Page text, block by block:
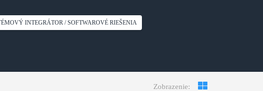
INTEGRÁTOR / SOFTWAROVÉ RIEŠENIA
Zobrazenie: